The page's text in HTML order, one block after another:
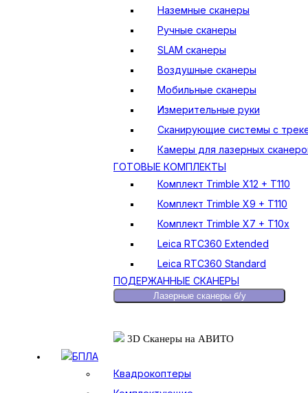
Наземные сканеры
Ручные сканеры
SLAM сканеры
Воздушные сканеры
Мобильные сканеры
Измерительные руки
Сканирующие системы с
Камеры для лазерных
ГОТОВЫЕ КОМПЛЕКТЫ
Комплект Trimble X12 + T110
Комплект Trimble X9 + T110
Комплект Trimble X7 + T10x
Leica RTC360 Extended
Leica RTC360 Standard
ПОДЕРЖАННЫЕ СКАНЕРЫ
Лазерные сканеры б/у
3D Сканеры на АВИТО
БПЛА
Квадрокоптеры